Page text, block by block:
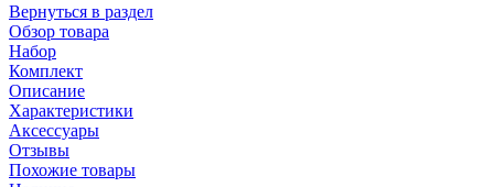
Вернуться в раздел
Обзор товара
Набор
Комплект
Описание
Характеристики
Аксессуары
Отзывы
Похожие товары